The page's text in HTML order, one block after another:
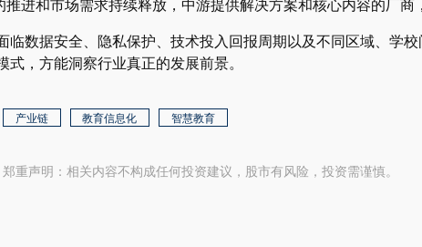
推进和市场需求持续释放，中游提供解决方案和核心内容的厂
临数据安全、隐私保护、技术投入回报周期以及不同区域、学
式，方能洞察行业真正的发展前景。
产业链 教育信息化 智慧教育
郑重声明：相关内容不构成任何投资建议，股市有风险，投资需谨慎。